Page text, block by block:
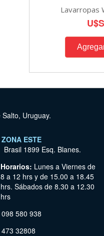
Lavarropas
Uruguay.
ZONA ESTE
Brasil 1899 Esq. Blanes.
Horarios: Lunes a Viernes de
8 a 12 hrs y de 15.00 a 18.45
hrs. Sábados de 8.30 a 12.30
hrs
098 580 938
473 32808